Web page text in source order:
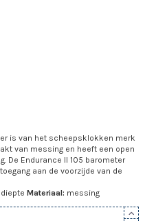
is van het scheepsklokken merk
van messing en heeft een open
De Endurance II 105 barometer
aan de voorzijde van de
Materiaal: messing